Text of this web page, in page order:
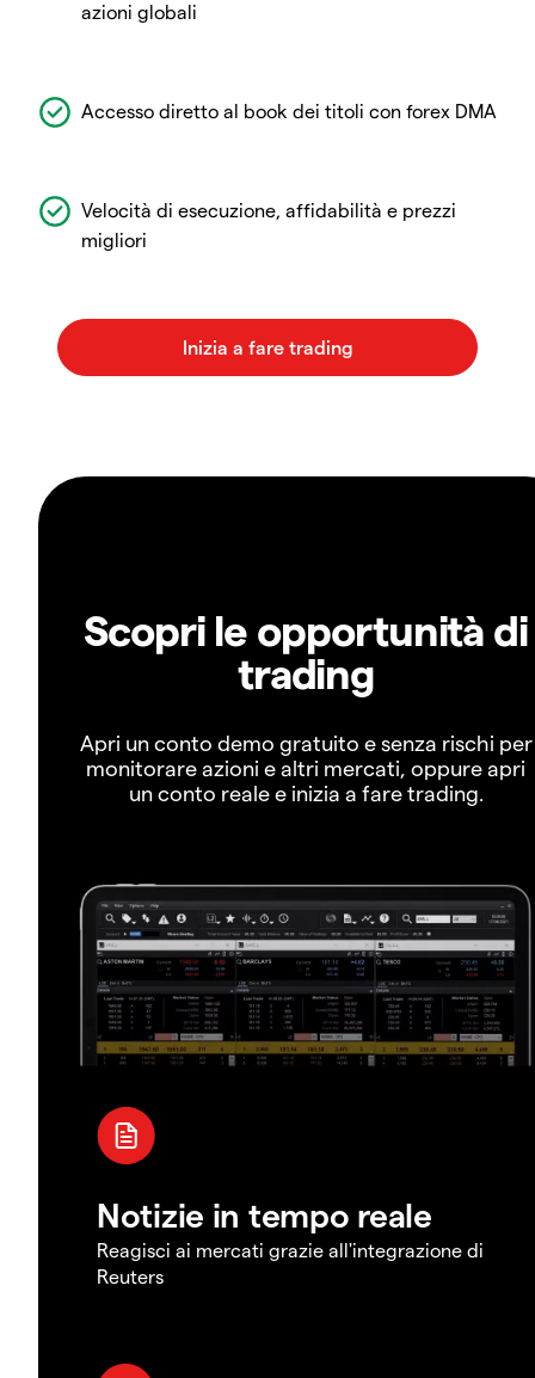
azioni globali
Accesso diretto al book dei titoli con forex DMA
Velocità di esecuzione, affidabilità e prezzi
migliori
Scopri le opportunità di
trading
Apri un conto demo gratuito e senza rischi per
monitorare azioni e altri mercati, oppure apri
un conto reale e inizia a fare trading.
Notizie in tempo reale
Reagisci ai mercati grazie all'integrazione di
Reuters